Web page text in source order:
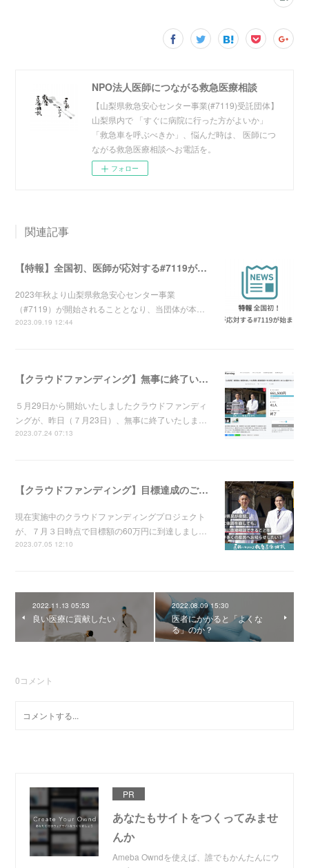
NPO法人医師につながる救急医療相談
【山梨県救急安心センター事業(#7119)受託団体】
山梨県内で 「すぐに病院に行った方がよいか」
「救急車を呼ぶべきか」、悩んだ時は、 医師につ
ながる救急医療相談へお電話を。
フォロー
関連記事
【特報】全国初、医師が応対する#7119が始まります！！
2023年秋より山梨県救急安心センター事業
（#7119）が開始されることとなり、当団体が本…
2023.09.19 12:44
【クラウドファンディング】無事に終了いたしました。
５月29日から開始いたしましたクラウドファンディ
ングが、昨日（７月23日）、無事に終了いたしま…
2023.07.24 07:13
【クラウドファンディング】目標達成のご報告
現在実施中のクラウドファンディングプロジェクト
が、７月３日時点で目標額の60万円に到達しまし…
2023.07.05 12:10
2022.11.13 05:53
良い医療に貢献したい
2022.08.09 15:30
医者にかかると「よくな
る」のか？
0コメント
PR
あなたもサイトをつくってみませ
んか
Ameba Owndを使えば、誰でもかんたんにウ